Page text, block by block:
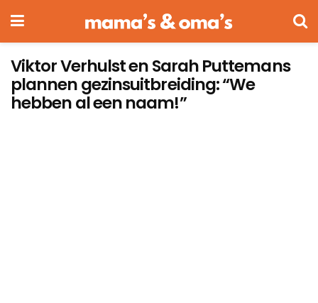
Viktor Verhulst en Sarah Puttemans
plannen gezinsuitbreiding: “We
hebben al een naam!”